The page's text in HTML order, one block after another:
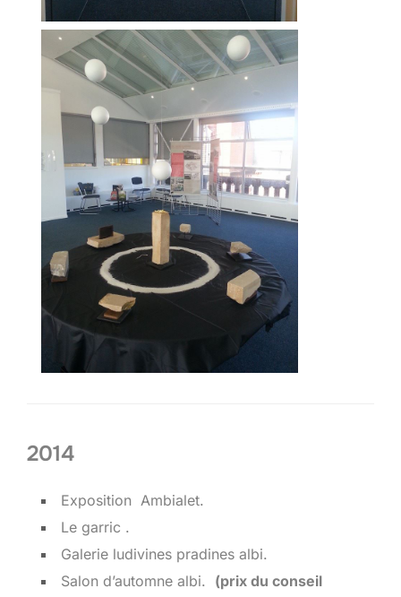
2014
Exposition Ambialet.
Le garric .
Galerie ludivines pradines albi.
Salon d’automne albi. (prix du conseil